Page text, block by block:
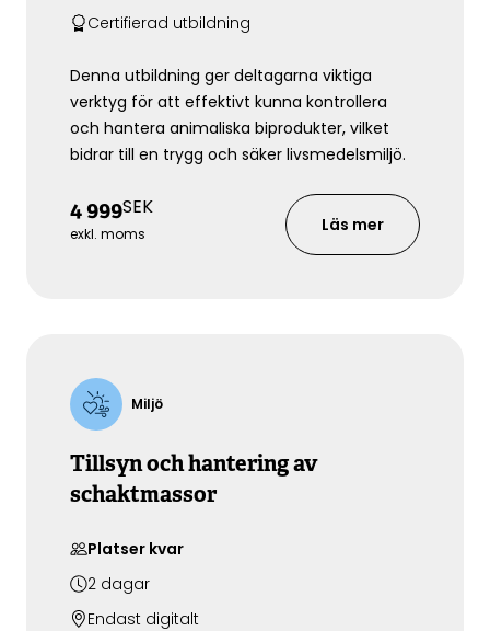
Certifierad utbildning
Denna utbildning ger deltagarna viktiga
verktyg för att effektivt kunna kontrollera
och hantera animaliska biprodukter, vilket
bidrar till en trygg och säker livsmedelsmiljö.
4 999SEK
exkl. moms Läs mer
Miljö
Tillsyn och hantering av
schaktmassor
Platser kvar
2 dagar
Endast digitalt